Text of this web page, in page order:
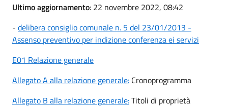
Ultimo aggiornamento: 22 novembre 2022, 08:42
- delibera consiglio comunale n. 5 del 23/01/2013 -
Assenso preventivo per indizione conferenza ei servizi
E01 Relazione generale
Allegato A alla relazione generale: Cronoprogramma
Allegato B alla relazione generale:Titoli di proprietà